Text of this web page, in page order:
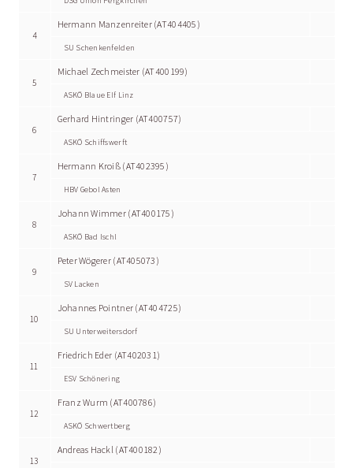
4
Hermann Manzenreiter (AT404405)
SU Schenkenfelden
5
Michael Zechmeister (AT400199)
ASKÖ Blaue Elf Linz
6
Gerhard Hintringer (AT400757)
ASKÖ Schiffswerft
7
Hermann Kroiß (AT402395)
HBV Gebol Asten
8
Johann Wimmer (AT400175)
ASKÖ Bad Ischl
9
Peter Wögerer (AT405073)
SV Lacken
10
Johannes Pointner (AT404725)
SU Unterweitersdorf
11
Friedrich Eder (AT402031)
ESV Schönering
12
Franz Wurm (AT400786)
ASKÖ Schwertberg
13
Andreas Hackl (AT400182)